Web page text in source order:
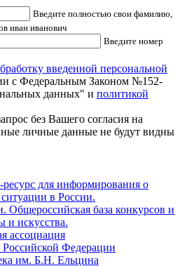
Введите полностью свои фамилию,
иван иванович
Введите номер
введенной персональной
с Федеральным Законом №152-
данных" и политикой
без Вашего согласия на
личные данные не будут видны